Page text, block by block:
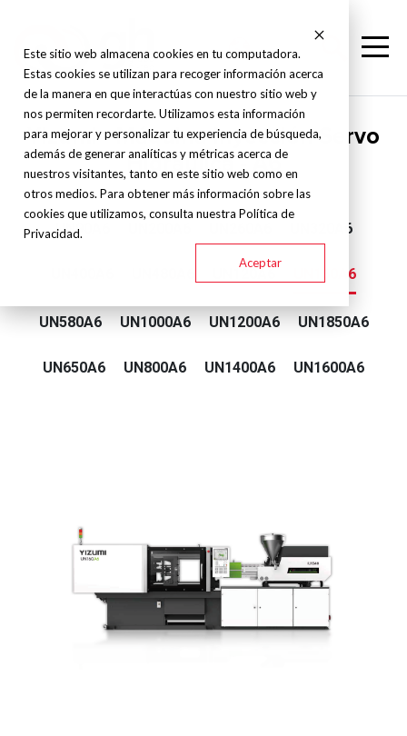
Este sitio web almacena cookies en tu computadora.
Estas cookies se utilizan para recoger información acerca
de la manera en que interactúas con nuestro sitio web y
nos permiten recordarte. Utilizamos esta información
para mejorar y personalizar tu experiencia de búsqueda,
además de generar analíticas y métricas acerca de
nuestros visitantes, tanto en este sitio web como en
otros medios. Para obtener más información sobre las
cookies que utilizamos, consulta nuestra Política de
Privacidad.
Aceptar
Yizumi - Máquina Inyección Servo
Hidraulica - A6
UN90A6 UN320A6
UN120A6 UN160A6
UN580A6 UN1000A6 UN1200A6 UN1850A6
UN650A6 UN800A6 UN1400A6 UN1600A6